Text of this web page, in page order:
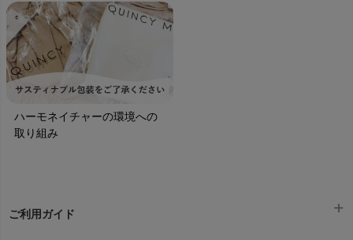
ハーモネイチャーの環境への
取り組み
ご利用ガイド